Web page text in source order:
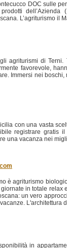
DOC sulle
L’agriturismo il
agriturismi di
favorevole,
Immersi nei
con una vasta
registrare gratis
una vacanza nei
è agriturismo
in totale
un vero
L'architettura
in